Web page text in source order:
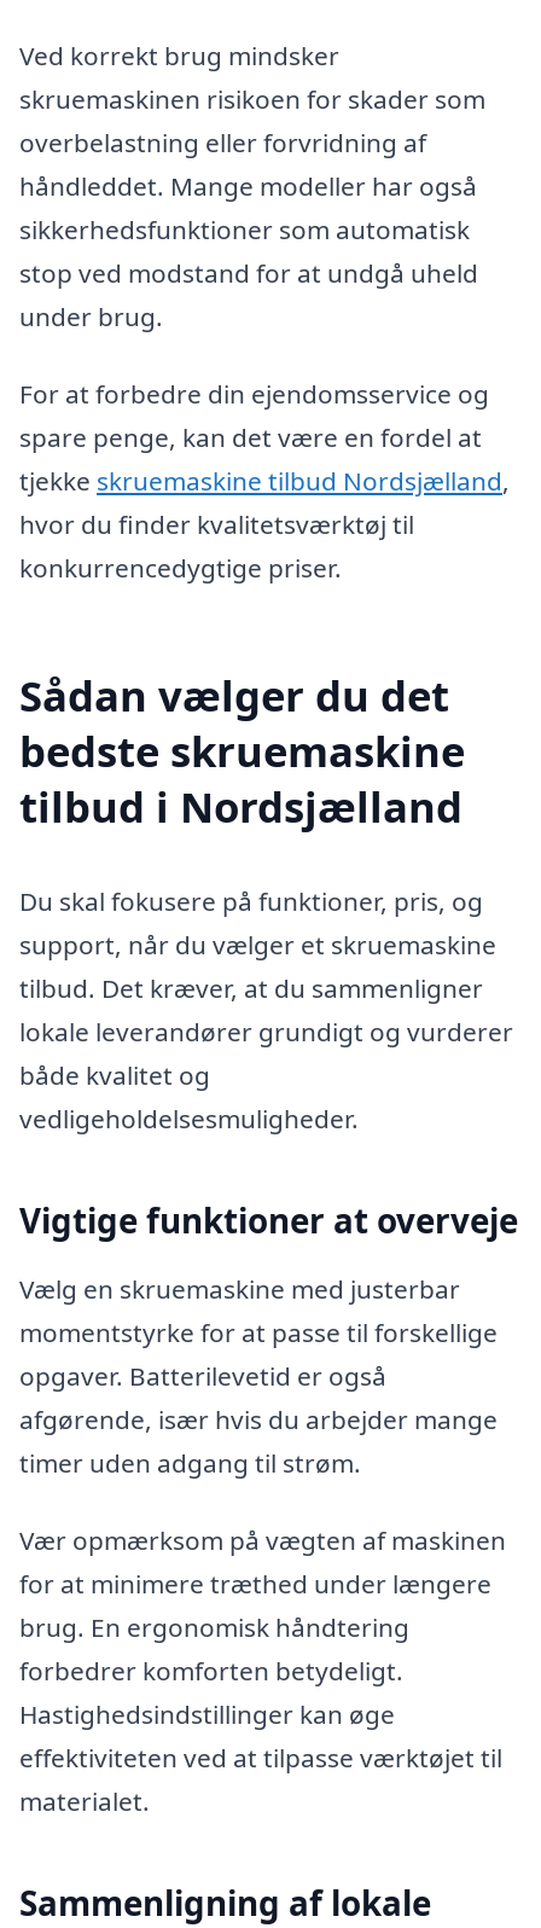
Ved korrekt brug mindsker
skruemaskinen risikoen for skader som
overbelastning eller forvridning af
håndleddet. Mange modeller har også
sikkerhedsfunktioner som automatisk
stop ved modstand for at undgå uheld
under brug.
For at forbedre din ejendomsservice og
spare penge, kan det være en fordel at
tjekke skruemaskine tilbud Nordsjælland,
hvor du finder kvalitetsværktøj til
konkurrencedygtige priser.
Sådan vælger du det
bedste skruemaskine
tilbud i Nordsjælland
Du skal fokusere på funktioner, pris, og
support, når du vælger et skruemaskine
tilbud. Det kræver, at du sammenligner
lokale leverandører grundigt og vurderer
både kvalitet og
vedligeholdelsesmuligheder.
Vigtige funktioner at overveje
Vælg en skruemaskine med justerbar
momentstyrke for at passe til forskellige
opgaver. Batterilevetid er også
afgørende, især hvis du arbejder mange
timer uden adgang til strøm.
Vær opmærksom på vægten af maskinen
for at minimere træthed under længere
brug. En ergonomisk håndtering
forbedrer komforten betydeligt.
Hastighedsindstillinger kan øge
effektiviteten ved at tilpasse værktøjet til
materialet.
Sammenligning af lokale